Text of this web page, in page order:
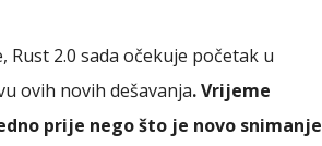
2.0 sada očekuje početak u
ovih novih dešavanja. Vrijeme
prije nego što je novo snimanje